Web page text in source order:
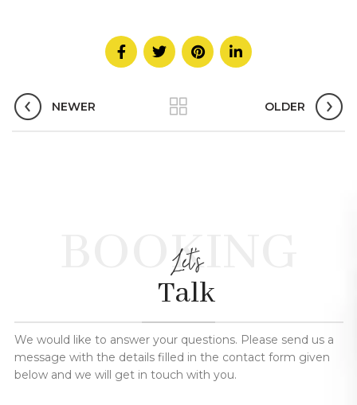
NEWER OLDER
BOOKING
Let's
Talk
We would like to answer your questions. Please send us a
message with the details filled in the contact form given
below and we will get in touch with you.